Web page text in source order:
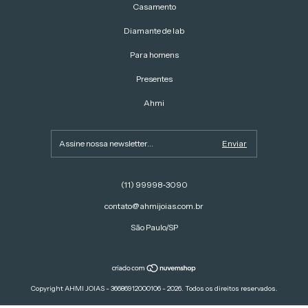
Casamento
Diamante de lab
Para homens
Presentes
Ahmi
(11) 99998‑3090‬
contato@ahmijoias.com.br
São Paulo/SP
Copyright AHMI JOIAS - 36686912000106 - 2026. Todos os direitos reservados.